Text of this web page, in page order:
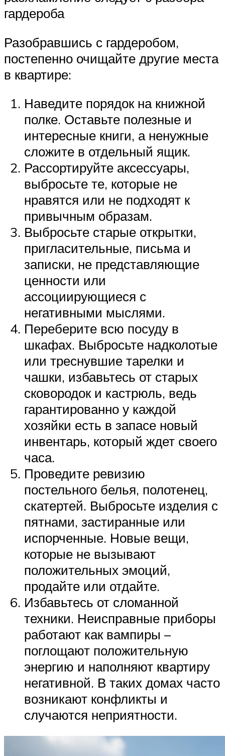
гардероба
Разобравшись с гардеробом,
постепенно очищайте другие места
в квартире:
Наведите порядок на книжной
полке. Оставьте полезные и
интересные книги, а ненужные
сложите в отдельный ящик.
Рассортируйте аксессуары,
выбросьте те, которые не
нравятся или не подходят к
привычным образам.
Выбросьте старые открытки,
пригласительные, письма и
записки, не представляющие
ценности или
ассоциирующиеся с
негативными мыслями.
Переберите всю посуду в
шкафах. Выбросьте надколотые
или треснувшие тарелки и
чашки, избавьтесь от старых
сковородок и кастрюль, ведь
гарантированно у каждой
хозяйки есть в запасе новый
инвентарь, который ждет своего
часа.
Проведите ревизию
постельного белья, полотенец,
скатертей. Выбросьте изделия с
пятнами, застиранные или
испорченные. Новые вещи,
которые не вызывают
положительных эмоций,
продайте или отдайте.
Избавьтесь от сломанной
техники. Неисправные приборы
работают как вампиры –
поглощают положительную
энергию и наполняют квартиру
негативной. В таких домах часто
возникают конфликты и
случаются неприятности.